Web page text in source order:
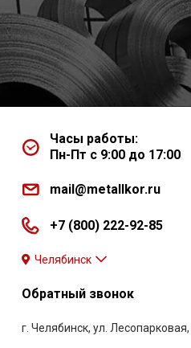
Часы работы:
Пн-Пт с 9:00 до 17:00
mail@metallkor.ru
+7 (800) 222-92-85
Челябинск
Обратный звонок
г. Челябинск, ул.